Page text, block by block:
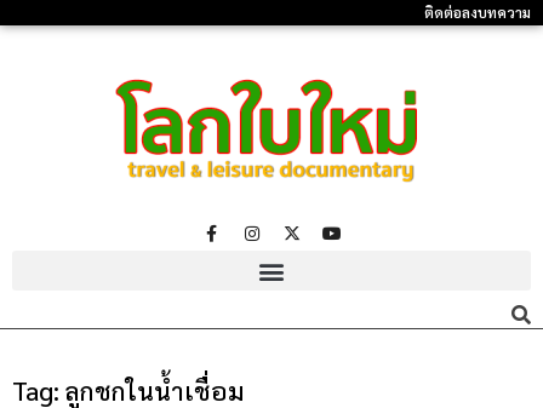
ติดต่อลงบทความ
Tag: ลูกชกในน้ำเชื่อม